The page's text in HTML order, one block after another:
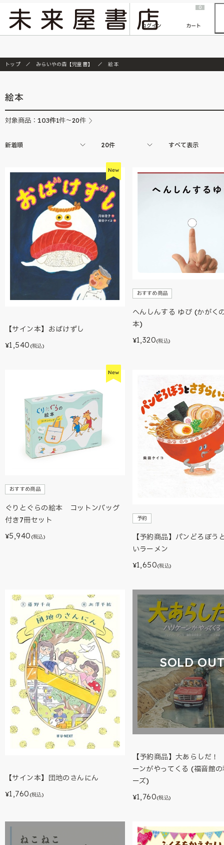
『ONE PIECE magazine 021 ONE PIECEカード付き同梱版』発売延期のご案内
ログイン
0
カート
トップ みらいやの森【児童書】 絵本
絵本
対象商品： 103件1件～20件
新着順 20件 すべて表示
【サイン本】おばけずし
¥1,540 (税込)
おすすめ商品
へんしんする ゆび (かがく
本)
¥1,320(税込)
おすすめ商品
ぐりとぐらの絵本 コットンバッグ
付き7冊セット
¥5,940 (税込)
予約
【予約商品】パンどろぼう
いラーメン
¥1,650(税込)
【サイン本】団地のさんにん
¥1,760 (税込)
SOLD
【予約商品】大あらしだ
ーンがやってくる (福音館
ーズ)
¥1,760(税込)